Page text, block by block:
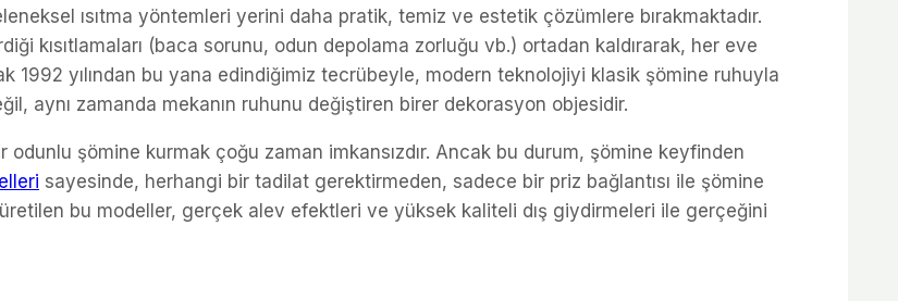
ısıtma yöntemleri yerini daha pratik, temiz ve estetik çözümlere bırakmaktadır.
kısıtlamaları (baca sorunu, odun depolama zorluğu vb.) ortadan kaldırarak, her eve
1992 yılından bu yana edindiğimiz tecrübeyle, modern teknolojiyi klasik şömine ruhuyla
aynı zamanda mekanın ruhunu değiştiren birer dekorasyon objesidir.
şömine kurmak çoğu zaman imkansızdır. Ancak bu durum, şömine keyfinden
sayesinde, herhangi bir tadilat gerektirmeden, sadece bir priz bağlantısı ile şömine
bu modeller, gerçek alev efektleri ve yüksek kaliteli dış giydirmeleri ile gerçeğini